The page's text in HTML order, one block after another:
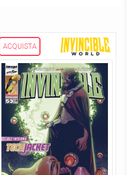
ACQUISTA